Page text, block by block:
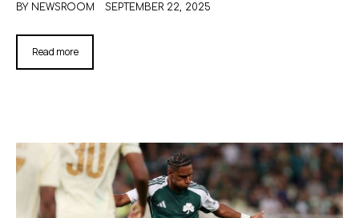
BY NEWSROOM SEPTEMBER 22, 2025
Read more